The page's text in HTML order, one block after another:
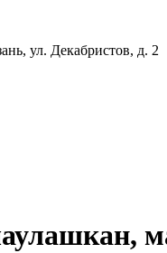
ул. Декабристов, д. 2